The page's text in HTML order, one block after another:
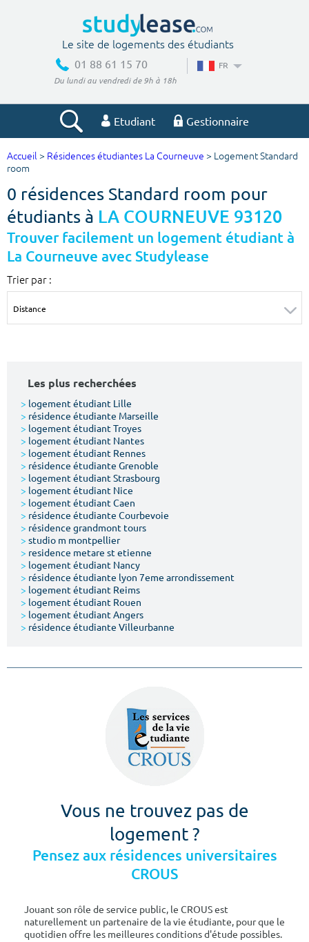
Le site de logements des étudiants
01 88 61 15 70
Du lundi au vendredi de 9h à 18h
FR
Etudiant Gestionnaire
Votre recherche
Ville, école
Budget min
€
Budget max
€
Surface min Surface max
Type de location
Votre date d'entrée
Chercher
Accueil > Résidences étudiantes La Courneuve > Logement Standard
room
0 résidences Standard room pour
étudiants à LA COURNEUVE 93120
Trouver facilement un logement étudiant à
La Courneuve avec Studylease
Trier par :
Les plus recherchées
> logement étudiant Lille
> résidence étudiante Marseille
> logement étudiant Troyes
> logement étudiant Nantes
> logement étudiant Rennes
> résidence étudiante Grenoble
> logement étudiant Strasbourg
> logement étudiant Nice
> logement étudiant Caen
> résidence étudiante Courbevoie
> résidence grandmont tours
> studio m montpellier
> residence metare st etienne
> logement étudiant Nancy
> résidence étudiante lyon 7eme arrondissement
> logement étudiant Reims
> logement étudiant Rouen
> logement étudiant Angers
> résidence étudiante Villeurbanne
Vous ne trouvez pas de
logement ?
Pensez aux résidences universitaires
CROUS
Jouant son rôle de service public, le CROUS est
naturellement un partenaire de la vie étudiante, pour que le
quotidien offre les meilleures conditions d'étude possibles.